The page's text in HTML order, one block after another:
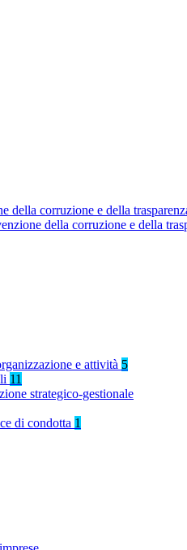
della corruzione e della
della corruzione e della
e attività 5
11
strategico-gestionale
di condotta 1